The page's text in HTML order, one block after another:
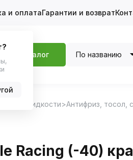
и оплатаГарантии и возврат
Каталог По названию
жидкости Антифриз, тосол,
Racing (-40)